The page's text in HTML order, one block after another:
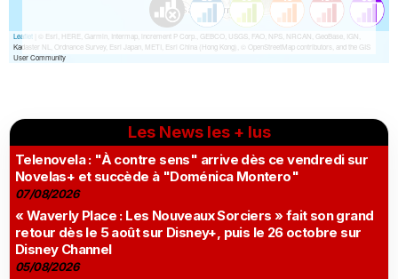
Les News les + lus
Telenovela : "À contre sens" arrive dès ce vendredi sur
Novelas+ et succède à "Doménica Montero"
07/08/2026
« Waverly Place : Les Nouveaux Sorciers » fait son grand
retour dès le 5 août sur Disney+, puis le 26 octobre sur
Disney Channel
05/08/2026